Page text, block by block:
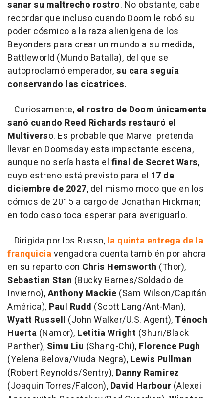
sanar su maltrecho rostro. No obstante, cabe
recordar que incluso cuando Doom le robó su
poder cósmico a la raza alienígena de los
Beyonders para crear un mundo a su medida,
Battleworld (Mundo Batalla), del que se
autoproclamó emperador,su cara seguía
conservando las cicatrices.
Curiosamente, el rostro de Doom únicamente
sanó cuando Reed Richards restauró el
Multiverso. Es probable que Marvel pretenda
llevar en Doomsday esta impactante escena,
aunque no sería hasta el final de Secret Wars,
cuyo estreno está previsto para el 17 de
diciembre de 2027, del mismo modo que en los
cómics de 2015 a cargo de Jonathan Hickman;
en todo caso toca esperar para averiguarlo.
Dirigida por los Russo, la quinta entrega de la
franquiciavengadora cuenta también por ahora
en su reparto con Chris Hemsworth (Thor),
Sebastian Stan (Bucky Barnes/Soldado de
Invierno),Anthony Mackie (Sam Wilson/Capitán
América), Paul Rudd (Scott Lang/Ant-Man),
Wyatt Russell (John Walker/U.S. Agent), Ténoch
Huerta (Namor), Letitia Wright (Shuri/Black
Panther), Simu Liu (Shang-Chi), Florence Pugh
(Yelena Belova/Viuda Negra), Lewis Pullman
(Robert Reynolds/Sentry), Danny Ramirez
(Joaquin Torres/Falcon), David Harbour (Alexei